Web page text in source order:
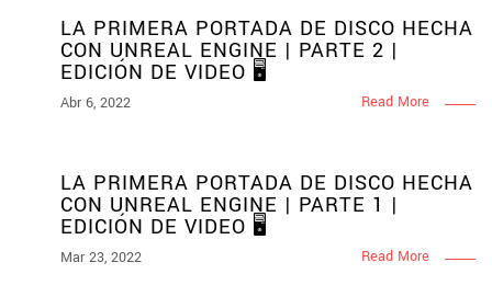
LA PRIMERA PORTADA DE DISCO HECHA
CON UNREAL ENGINE | PARTE 2 |
EDICIÓN DE VIDEO 🖥
Abr 6, 2022 Read More
LA PRIMERA PORTADA DE DISCO HECHA
CON UNREAL ENGINE | PARTE 1 |
EDICIÓN DE VIDEO 🖥
Mar 23, 2022 Read More